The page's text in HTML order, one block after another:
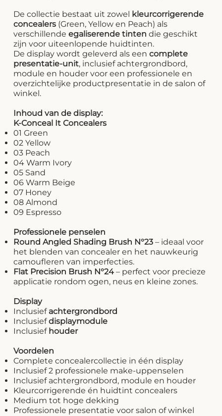
De collectie bestaat uit zowel kleurcorrigerende
concealers (Green, Yellow en Peach) als
verschillendeegaliserende tinten die geschikt
zijn voor uiteenlopende huidtinten.
De display wordt geleverd als eencomplete
presentatie-unit, inclusief achtergrondbord,
module en houder voor een professionele en
overzichtelijke productpresentatie in de salon of
winkel.
Inhoud van de display:
K-Conceal It Concealers
01 Green
02 Yellow
03 Peach
04 Warm Ivory
05 Sand
06 Warm Beige
07 Honey
08 Almond
09 Espresso
Professionele penselen
Round Angled Shading Brush N°23 – ideaal voor
het blenden van concealer en het nauwkeurig
camoufleren van imperfecties.
Flat Precision Brush N°24 – perfect voor precieze
applicatie rondom ogen, neus en kleine zones.
Display
Inclusief achtergrondbord
Inclusiefdisplaymodule
Inclusief houder
Voordelen
Complete concealercollectie in één display
Inclusief 2 professionele make-uppenselen
Inclusief achtergrondbord, module en houder
Kleurcorrigerende én huidtint concealers
Medium tot hoge dekking
Professionele presentatie voor salon of winkel